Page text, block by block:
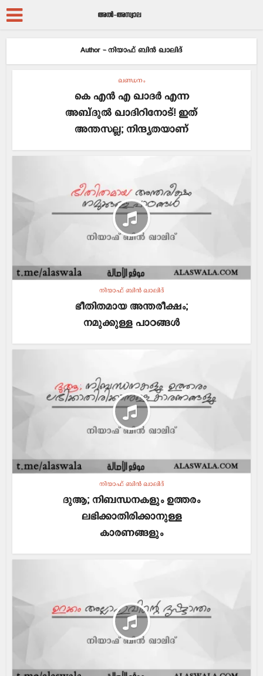
Author - നിയാഫ് ബിന്‍ ഖാലിദ്
ഖണ്ഡനം
കെ എൻ എ ഖാദർ എന്ന
അബ്ദുൽ ഖാദിറിനോട്! ഇത്
അന്തസല്ല; നിന്ദ്യതയാണ്
നിയാഫ് ബിൻ ഖാലിദ്
ഭീതിതമായ അന്തരീക്ഷം;
നമുക്കുള്ള പാഠങ്ങൾ
നിയാഫ് ബിൻ ഖാലിദ്
ദുആ; നിബന്ധനകളും ഉത്തരം
ലഭിക്കാതിരിക്കാനുള്ള
കാരണങ്ങളും